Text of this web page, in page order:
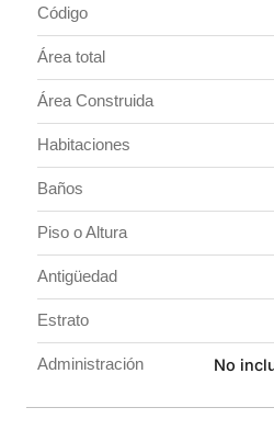
Incluye parqueadero
conjunto cerrado con portería y
disfrutarás de zonas comunes
comunal, áreas verdes, zona
ascensor y parqueadero de
Perfecto para vivir con
propiedad de alta demanda.
Contáctanos y agenda tu
Código
Área total
Área Construida
Habitaciones
Baños
Piso o Altura
Antigüedad
Estrato
Administración No